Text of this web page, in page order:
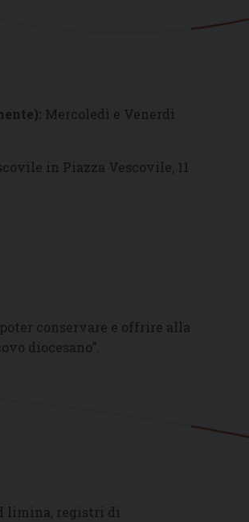
Mercoledì e Venerdì
in Piazza Vescovile, 11
conservare e offrire alla
diocesano”.
limina, registri di